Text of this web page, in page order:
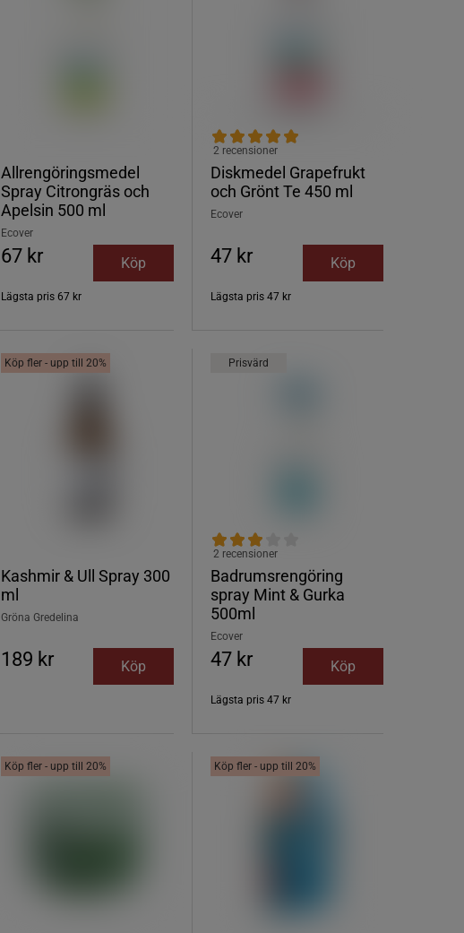
Allrengöringsmedel
Spray Citrongräs och
Apelsin 500 ml
Ecover
67 kr Köp
Lägsta pris 67 kr
Diskmedel Grapefrukt
och Grönt Te 450 ml
2 recensioner
Ecover
47 kr Köp
Lägsta pris 47 kr
Köp fler - upp till 20%
Kashmir & Ull Spray 300
ml
Gröna Gredelina
189 kr Köp
Prisvärd
Badrumsrengöring
spray Mint & Gurka
500ml
2 recensioner
Ecover
47 kr Köp
Lägsta pris 47 kr
Köp fler - upp till 20% Köp fler - upp till 20%